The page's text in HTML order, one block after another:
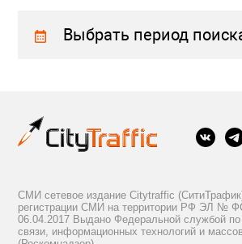
Выбрать период
СМИ сетевое издание Citytraffic
регистрации СМИ на территории РФ ЭЛ №
06.04.2017 Выдано Федеральной службой
связи, информационных технологий и